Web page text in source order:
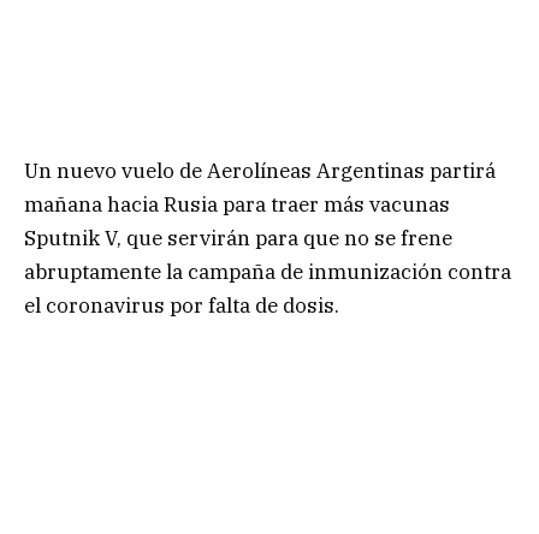
Un nuevo vuelo de Aerolíneas Argentinas partirá
mañana hacia Rusia para traer más vacunas
Sputnik V, que servirán para que no se frene
abruptamente la campaña de inmunización contra
el coronavirus por falta de dosis.